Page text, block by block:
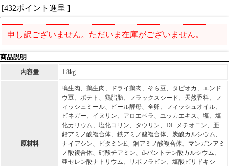
[432ポイント進呈 ]
申し訳ございません。ただいま在庫がございません。
商品説明
内容量 1.8kg
原材料
鴨生肉、鶏生肉、ドライ鶏肉、そら豆、タピオカ、エンド
ウ豆、ポテト、鶏脂肪、フラックスシード、天然香料、フ
ィッシュミール、ビール酵母、全卵、フィッシュオイル、
ビネガー、イヌリン、アロエベラ、ユッカエキス、塩、塩
化カリウム、塩化コリン、タウリン、DL-メチオニン、亜
鉛アミノ酸複合体、鉄アミノ酸複合体、炭酸カルシウム、
ナイアシン、ビタミンE、銅アミノ酸複合体、マンガンアミ
ノ酸複合体、硝酸チアミン、d-パントテン酸カルシウム、
亜セレン酸ナトリウム、リボフラビン、塩酸ピリドキシ